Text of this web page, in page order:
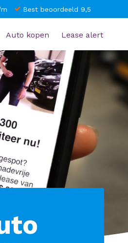
Best beoordeeld 9,5
Auto kopen Lease alert